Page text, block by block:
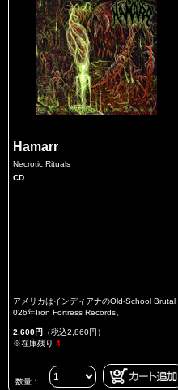
Hamarr
Necrotic Rituals
CD
アメリカはインディアナのOld-School
026年Iron Fortress Records。
2,600円 （税込2,860円）
※在庫残り 4
数量：